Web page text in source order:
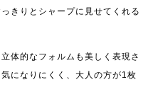
きりとシャープに見せてくれる
体的なフォルムも美しく表現さ
になりにくく、大人の方が1枚